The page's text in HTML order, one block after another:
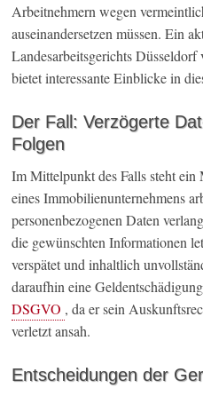
Arbeitnehmern wegen
auseinandersetzen müssen. Ein
Landesarbeitsgerichts
bietet interessante Einblicke in
Der Fall: Verzögerte
Folgen
Im Mittelpunkt des Falls steht
eines Immobilienunternehmens
personenbezogenen Daten
die gewünschten Informationen
verspätet und inhaltlich
daraufhin eine
DSGVO , da er sein
verletzt ansah.
Entscheidungen der